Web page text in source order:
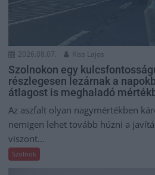
2026.08.07. Kiss Lajos
Szolnokon egy
részlegesen lezárnak a
átlagost is meghaladó
Az aszfalt olyan nagymértékben
nemigen lehet tovább húzni a
viszont...
Szolnok